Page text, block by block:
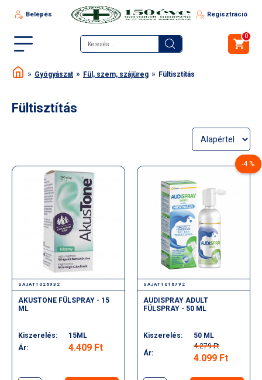
Belépés Regisztráció
0
Gyógyászat Fül, szem, szájüreg Fültisztítás
Fültisztítás
SAJAT1026932
AKUSTONE FÜLSPRAY - 15
ML
Kiszerelés:
15ML
Ár:
4.409 Ft
-4 %
SAJAT1016792
AUDISPRAY ADULT
FÜLSPRAY - 50 ML
Kiszerelés: 50 ML
Ár:
4.279 Ft
4.099 Ft